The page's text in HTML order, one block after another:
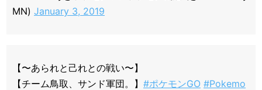
MN) January 3, 2019
【〜あられと己れとの戦い〜】
【チーム鳥取、サンド軍団。】 #ポケモンGO #Pokemo